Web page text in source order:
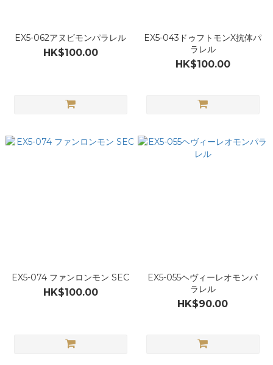
EX5-062アヌビモンパラレル
HK$100.00
EX5-043ドゥフトモンX抗体パ
ラレル
HK$100.00
EX5-074 ファンロンモン SEC
HK$100.00
EX5-055ヘヴィーレオモンパ
ラレル
HK$90.00